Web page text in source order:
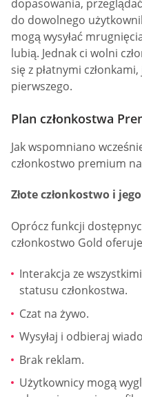
dopasowania,
do dowolnego
mogą wysyłać
lubią. Jednak ci wolni
się z płatnymi
pierwszego.
Plan członkostwa
Jak wspomniano
członkostwo premium
Złote członkostwo i
Oprócz funkcji
członkostwo Gold
Interakcja ze
statusu członkostwa.
Czat na żywo.
Wysyłaj i odbieraj
Brak reklam.
Użytkownicy mogą